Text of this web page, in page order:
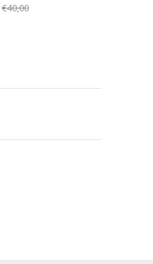
€40,00